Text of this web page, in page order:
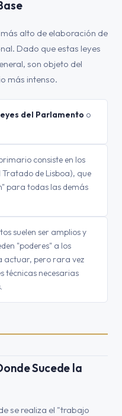
alto de elaboración de
Dado que estas leyes
son objeto del
más intenso.
del Parlamento o
consiste en los
Tratado de Lisboa), que
para todas las demás
suelen ser amplios y
"poderes" a los
actuar, pero rara vez
técnicas necesarias
Sucede la
se realiza el "trabajo